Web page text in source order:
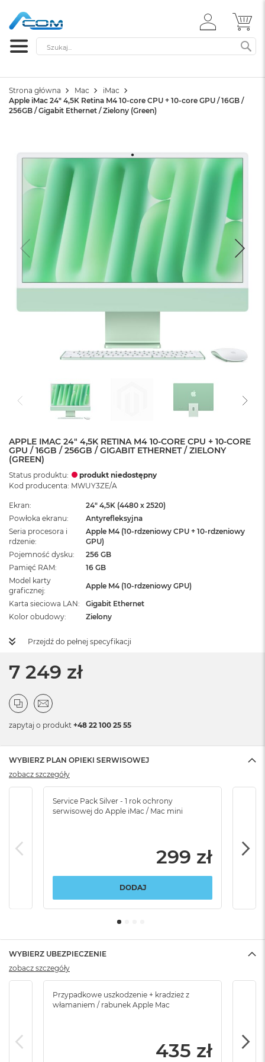
ZALOGUJ
SIĘ
Szukaj
Strona główna Mac
iMac
Apple iMac 24" 4,5K Retina M4 10-core CPU + 10-core GPU / 16GB /
256GB / Gigabit Ethernet / Zielony (Green)
APPLE IMAC 24" 4,5K RETINA M4 10-CORE CPU + 10-CORE
GPU / 16GB / 256GB / GIGABIT ETHERNET / ZIELONY
(GREEN)
Status produktu:
produkt niedostępny
Kod producenta: MWUY3ZE/A
Ekran
24" 4,5K (4480 x 2520)
Powłoka ekranu
Antyrefleksyjna
Seria procesora i
rdzenie
Apple M4 (10-rdzeniowy CPU + 10-rdzeniowy
GPU)
Pojemność dysku
256 GB
Pamięć RAM
16 GB
Model karty
graficznej
Apple M4 (10-rdzeniowy GPU)
Karta sieciowa LAN
Gigabit Ethernet
Kolor obudowy
Zielony
Przejdź do pełnej specyfikacji
7 249 zł
zapytaj o produkt +48 22 100 25 55
WYBIERZ PLAN OPIEKI SERWISOWEJ
Service Pack Silver - 1 rok ochrony
serwisowej do Apple iMac / Mac mini
299 zł
DODAJ
zobacz szczegóły
WYBIERZ UBEZPIECZENIE
Przypadkowe uszkodzenie + kradzież z
włamaniem / rabunek Apple Mac
435 zł
zobacz szczegóły